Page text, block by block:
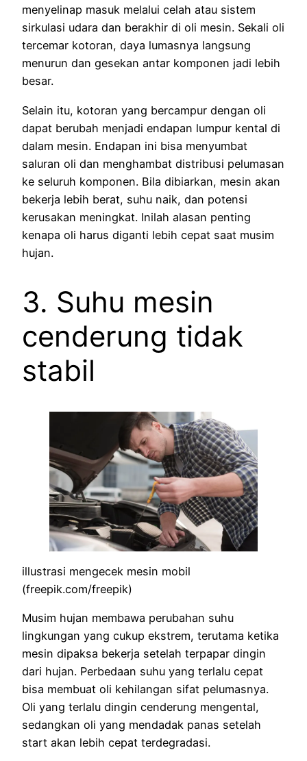
menyelinap masuk melalui celah atau sistem
sirkulasi udara dan berakhir di oli mesin. Sekali oli
tercemar kotoran, daya lumasnya langsung
menurun dan gesekan antar komponen jadi lebih
besar.
Selain itu, kotoran yang bercampur dengan oli
dapat berubah menjadi endapan lumpur kental di
dalam mesin. Endapan ini bisa menyumbat
saluran oli dan menghambat distribusi pelumasan
ke seluruh komponen. Bila dibiarkan, mesin akan
bekerja lebih berat, suhu naik, dan potensi
kerusakan meningkat. Inilah alasan penting
kenapa oli harus diganti lebih cepat saat musim
hujan.
3. Suhu mesin
cenderung tidak
stabil
illustrasi mengecek mesin mobil
(freepik.com/freepik)
Musim hujan membawa perubahan suhu
lingkungan yang cukup ekstrem, terutama ketika
mesin dipaksa bekerja setelah terpapar dingin
dari hujan. Perbedaan suhu yang terlalu cepat
bisa membuat oli kehilangan sifat pelumasnya.
Oli yang terlalu dingin cenderung mengental,
sedangkan oli yang mendadak panas setelah
start akan lebih cepat terdegradasi.